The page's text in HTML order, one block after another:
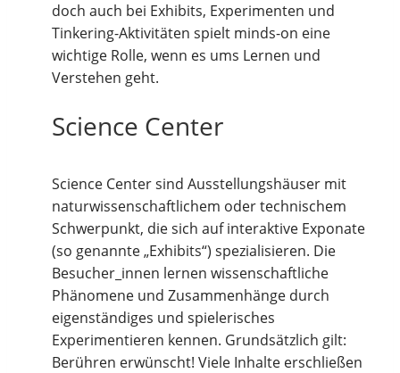
doch auch bei Exhibits, Experimenten und
Tinkering-Aktivitäten spielt minds-on eine
wichtige Rolle, wenn es ums Lernen und
Verstehen geht.
Science Center
Science Center sind Ausstellungshäuser mit
naturwissenschaftlichem oder technischem
Schwerpunkt, die sich auf interaktive Exponate
(so genannte „Exhibits“) spezialisieren. Die
Besucher_innen lernen wissenschaftliche
Phänomene und Zusammenhänge durch
eigenständiges und spielerisches
Experimentieren kennen. Grundsätzlich gilt:
Berühren erwünscht! Viele Inhalte erschließen